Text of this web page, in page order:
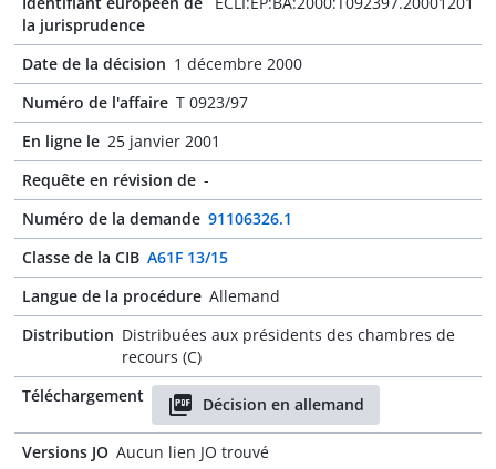
la jurisprudence
Date de la décision 1 décembre 2000
Numéro de l'affaire T 0923/97
En ligne le 25 janvier 2001
Requête en révision de -
Numéro de la demande 91106326.1
Classe de la CIB A61F 13/15
Langue de la procédure Allemand
Distribution Distribuées aux présidents des chambres de
recours (C)
Téléchargement
Décision en allemand
Versions JO Aucun lien JO trouvé